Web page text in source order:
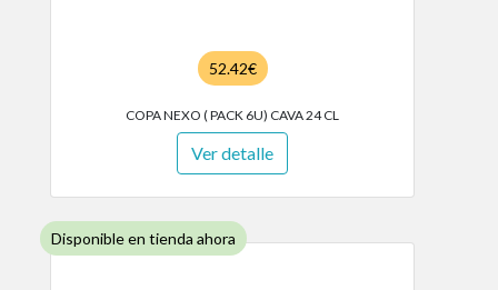
52.42€
COPA NEXO ( PACK 6U) CAVA 24 CL
Ver detalle
Disponible en tienda ahora